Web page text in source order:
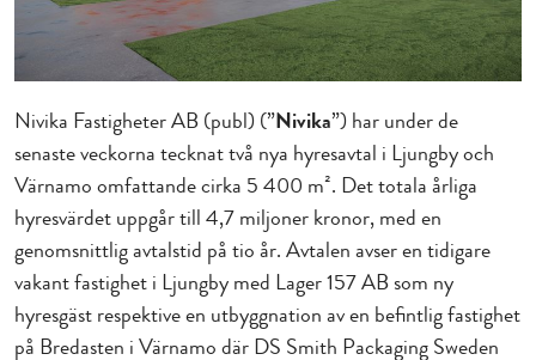
Nivika Fastigheter AB (publ) (”Nivika”) har under de
senaste veckorna tecknat två nya hyresavtal i Ljungby och
Värnamo omfattande cirka 5 400 m². Det totala årliga
hyresvärdet uppgår till 4,7 miljoner kronor, med en
genomsnittlig avtalstid på tio år. Avtalen avser en tidigare
vakant fastighet i Ljungby med Lager 157 AB som ny
hyresgäst respektive en utbyggnation av en befintlig fastighet
på Bredasten i Värnamo där DS Smith Packaging Sweden